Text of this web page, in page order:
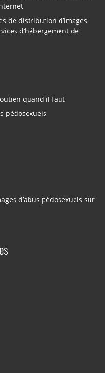
de distribution d’images
d’hébergement de
quand il faut
pédosexuels
d’abus pédosexuels sur